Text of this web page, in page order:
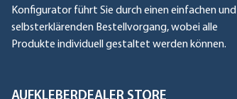
Konfigurator führt Sie durch einen einfachen und
selbsterklärenden Bestellvorgang, wobei alle
Produkte individuell gestaltet werden können.
AUFKLEBERDEALER STORE